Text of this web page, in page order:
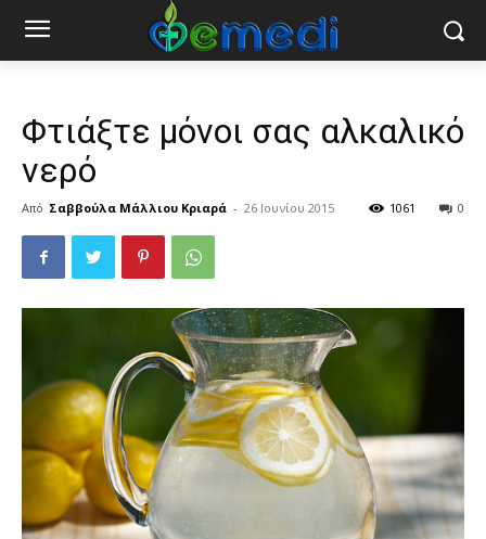
Φτιάξτε μόνοι σας αλκαλικό
νερό
Από Σαββούλα Μάλλιου Κριαρά - 26 Ιουνίου 2015 0
1061